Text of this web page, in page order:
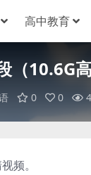
高中教育
（10.6G
0 0
频。